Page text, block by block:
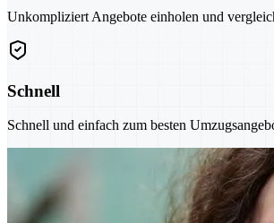
Unkompliziert Angebote einholen und
Schnell
Schnell und einfach zum besten